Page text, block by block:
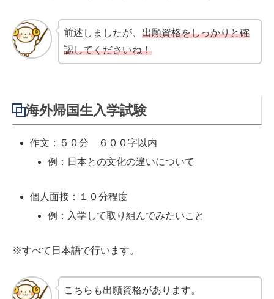
前述しましたが、出願資格をしっかりと確
認してくださいね！
海外帰国生入学試験
作文：５０分 ６００字以内
例：日本との文化の違いについて
個人面接：１０分程度
例：入学して取り組んでみたいこと
※すべて日本語で行います。
こちらも出願資格があります。